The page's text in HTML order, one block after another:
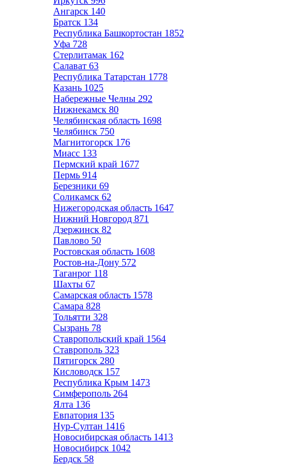
Ангарск 140
Братск 134
Республика Башкортостан 1852
Уфа 728
Стерлитамак 162
Салават 63
Республика Татарстан 1778
Казань 1025
Набережные Челны 292
Нижнекамск 80
Челябинская область 1698
Челябинск 750
Магнитогорск 176
Миасс 133
Пермский край 1677
Пермь 914
Березники 69
Соликамск 62
Нижегородская область 1647
Нижний Новгород 871
Дзержинск 82
Павлово 50
Ростовская область 1608
Ростов-на-Дону 572
Таганрог 118
Шахты 67
Самарская область 1578
Самара 828
Тольятти 328
Сызрань 78
Ставропольский край 1564
Ставрополь 323
Пятигорск 280
Кисловодск 157
Республика Крым 1473
Симферополь 264
Ялта 136
Евпатория 135
Нур-Султан 1416
Новосибирская область 1413
Новосибирск 1042
Бердск 58